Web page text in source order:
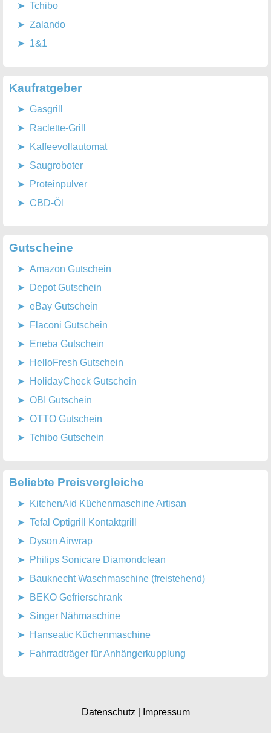
Tchibo
Zalando
1&1
Kaufratgeber
Gasgrill
Raclette-Grill
Kaffeevollautomat
Saugroboter
Proteinpulver
CBD-Öl
Gutscheine
Amazon Gutschein
Depot Gutschein
eBay Gutschein
Flaconi Gutschein
Eneba Gutschein
HelloFresh Gutschein
HolidayCheck Gutschein
OBI Gutschein
OTTO Gutschein
Tchibo Gutschein
Beliebte Preisvergleiche
KitchenAid Küchenmaschine Artisan
Tefal Optigrill Kontaktgrill
Dyson Airwrap
Philips Sonicare Diamondclean
Bauknecht Waschmaschine (freistehend)
BEKO Gefrierschrank
Singer Nähmaschine
Hanseatic Küchenmaschine
Fahrradträger für Anhängerkupplung
Datenschutz| Impressum